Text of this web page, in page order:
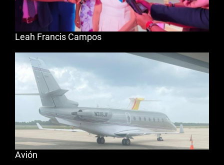
Leah Francis Campos
Avión